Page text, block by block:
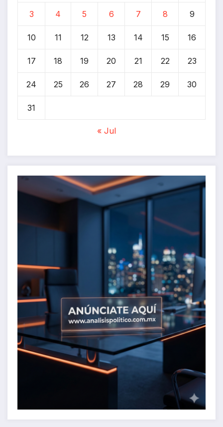
3 4 5 6 7 8 9
10 11 12 13 14 15 16
17 18 19 20 21 22 23
24 25 26 27 28 29 30
31
« Jul